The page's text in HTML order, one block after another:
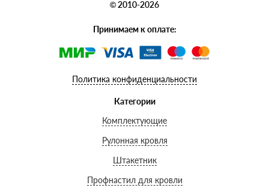
© 2010-2026
Принимаем к оплате:
Политика конфиденциальности
Категории
Комплектующие
Рулонная кровля
Штакетник
Профнастил для кровли